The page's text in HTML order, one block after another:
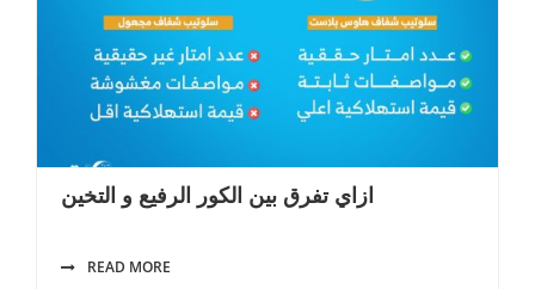
ازاي تفرق بين الكور الرفيع و التخين
READ MORE